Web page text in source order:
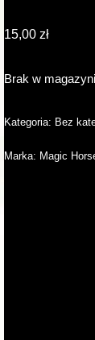
15,00zł
Brak w
Kategoria: Bez
Marka: Magic